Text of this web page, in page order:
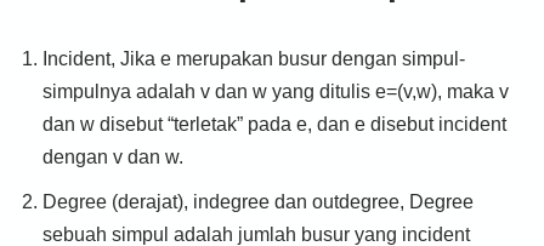
Incident, Jika e merupakan busur dengan simpul-
simpulnya adalah v dan w yang ditulis e=(v,w), maka v
dan w disebut “terletak” pada e, dan e disebut incident
dengan v dan w.
Degree (derajat), indegree dan outdegree, Degree
sebuah simpul adalah jumlah busur yang incident